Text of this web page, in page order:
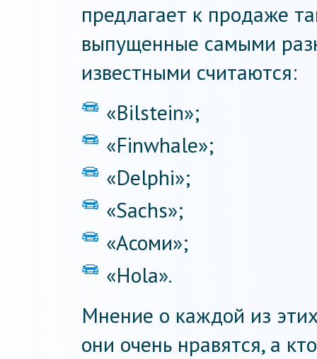
предлагает к продаже
выпущенные самыми
известными считаются:
«Bilstein»;
«Finwhale»;
«Delphi»;
«Sachs»;
«Acoми»;
«Hola».
Мнение о каждой из
они очень нравятся, а